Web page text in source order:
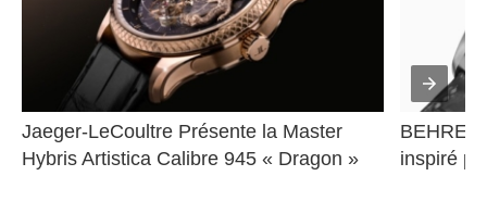
Jaeger-LeCoultre Présente la Master
Hybris Artistica Calibre 945 « Dragon »
inspiré